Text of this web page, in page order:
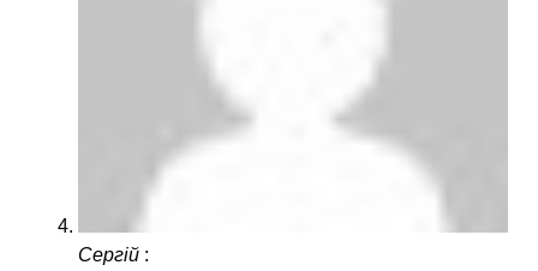
Сергій :